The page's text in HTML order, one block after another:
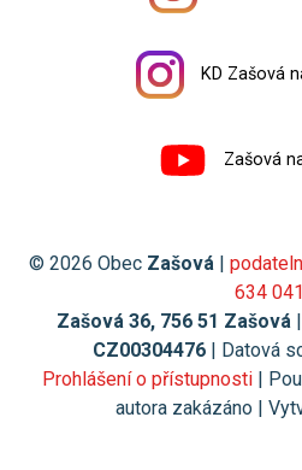
KD Zašová
Zašová
© 2026 Obec Zašová |
634 041
Zašová 36, 756 51 Zašová
CZ00304476 | Datová
Prohlášení o přístupnosti |
autora zakázáno |